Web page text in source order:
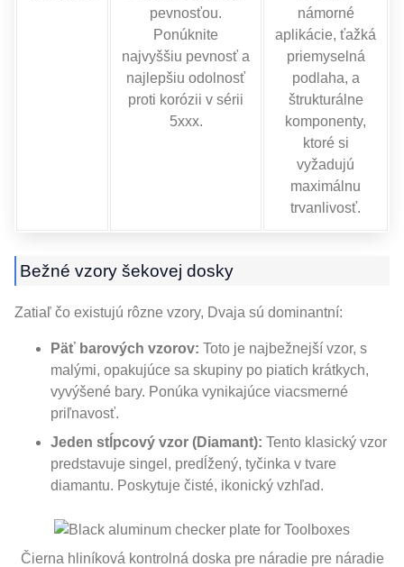
pevnosťou.
Ponúknite
najvyššiu pevnosť a
najlepšiu odolnosť
proti korózii v sérii
5xxx.
námorné
aplikácie, ťažká
priemyselná
podlaha, a
štrukturálne
komponenty,
ktoré si
vyžadujú
maximálnu
trvanlivosť.
Bežné vzory šekovej dosky
Zatiaľ čo existujú rôzne vzory, Dvaja sú dominantní:
Päť barových vzorov: Toto je najbežnejší vzor, s
malými, opakujúce sa skupiny po piatich krátkych,
vyvýšené bary. Ponúka vynikajúce viacsmerné
priľnavosť.
Jeden stĺpcový vzor (Diamant): Tento klasický vzor
predstavuje singel, predĺžený, tyčinka v tvare
diamantu. Poskytuje čisté, ikonický vzhľad.
Čierna hliníková kontrolná doska pre náradie pre náradie